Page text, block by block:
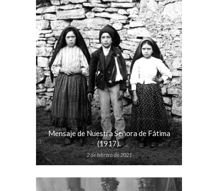
Mensaje de Nuestra Señora de Fátima
(1917).
2 de febrero de 2021